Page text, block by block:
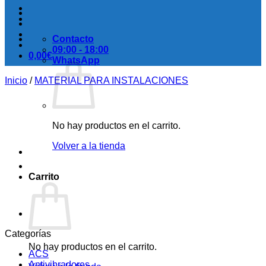
0,00€
No hay productos en el carrito.
Volver a la tienda
Carrito
No hay productos en el carrito.
Contacto
09:00 - 18:00
WhatsApp
Inicio / MATERIAL PARA INSTALACIONES
Categorías
ACS